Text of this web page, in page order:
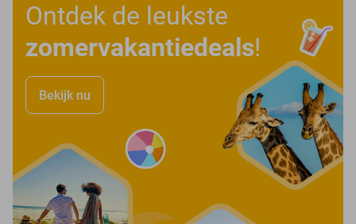
Ontdek de leukste
zomervakantiedeals!
Bekijk nu